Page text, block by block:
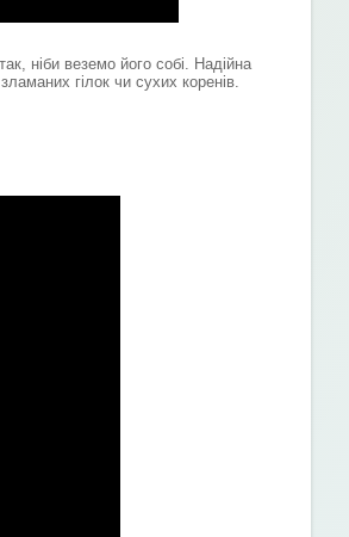
ніби веземо його собі. Надійна
гілок чи сухих коренів.